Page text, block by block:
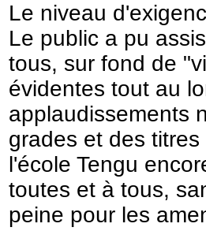
Le niveau
Le public a pu
tous, sur fond de
évidentes tout au
applaudissements
grades et des
l'école Tengu
toutes et à tous,
peine pour les